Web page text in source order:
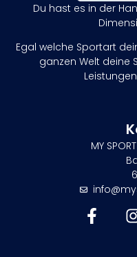
Du hast es in der
Egal welche Sportart
ganzen Welt deine
MY